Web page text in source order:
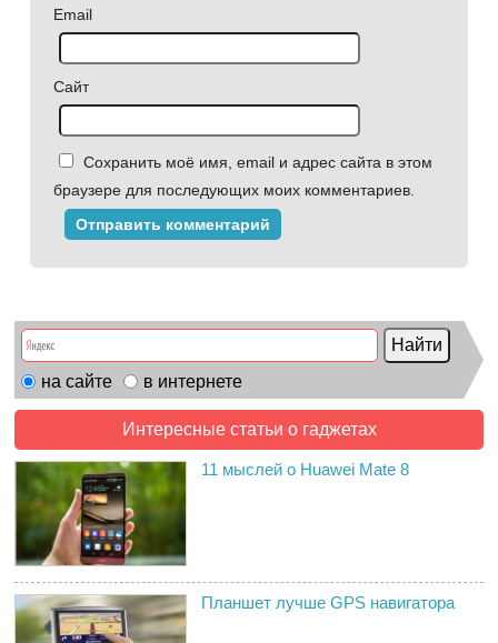
Email
Сайт
Сохранить моё имя, email и адрес сайта в этом
браузере для последующих моих комментариев.
на сайте в интернете
Интересные статьи о гаджетах
11 мыслей о Huawei Mate 8
Планшет лучше GPS навигатора